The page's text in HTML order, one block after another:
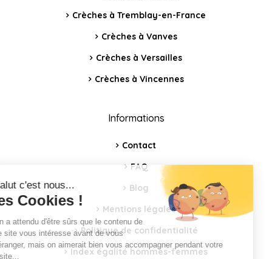
Crèches à Tremblay-en-France
Crèches à Vanves
Crèches à Versailles
Crèches à Vincennes
Informations
Contact
FAQ
Blog
Mentions légales
Politique de confidentialité
Index égalité hommes-femmes